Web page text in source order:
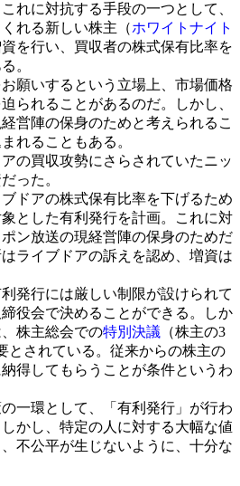
れに対抗する手段の一つとして、
れる新しい株主（ホワイトナイト
を行い、買収者の株式保有比率を
。
願いするという立場上、市場価格
られることがあるのだ。しかし、
営陣の保身のためと考えられるこ
れることもある。
の買収攻勢にさらされていたニッ
った。
ドアの株式保有比率を下げるため
とした有利発行を計画。これに対
ン放送の現経営陣の保身のためだ
ライブドアの訴えを認め、増資は
発行には厳しい制限が設けられて
役会で決めることができる。しか
株主総会での特別決議 （株主の3
とされている。従来からの株主の
得してもらうことが条件というわ
一環として、「有利発行」が行わ
かし、特定の人に対する大幅な値
不公平が生じないように、十分な